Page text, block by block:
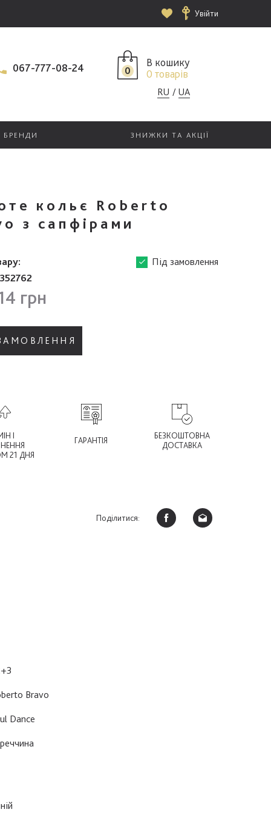
Увійти
067-777-08-24 0
В кошику
0 товарів
RU UA
БРЕНДИ ЗНИЖКИ ТА АКЦІЇ
кольє Roberto
з сапфірами
Під замовлення
грн
І
21 ДНЯ
ГАРАНТІЯ
БЕЗКОШТОВНА
ДОСТАВКА
Поділитися:
Bravo
Dance